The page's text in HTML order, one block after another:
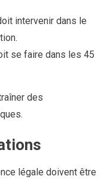
intervenir dans le
se faire dans les 45
des
légale doivent être